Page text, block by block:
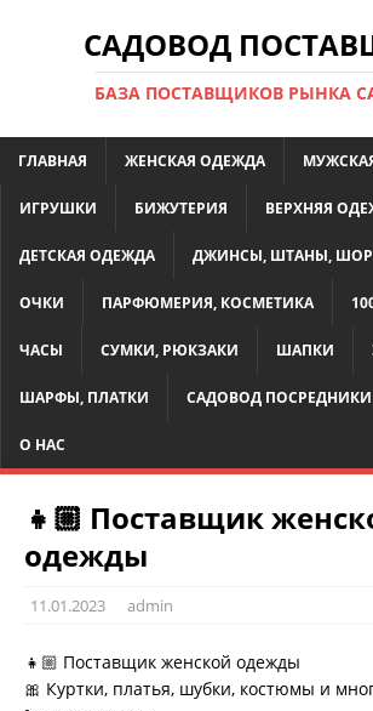
САДОВОД
БАЗА ПОСТАВЩИКОВ РЫНКА
ГЛАВНАЯ ЖЕНСКАЯ ОДЕЖДА
ИГРУШКИ БИЖУТЕРИЯ ВЕРХНЯЯ
ДЕТСКАЯ ОДЕЖДА ДЖИНСЫ, ШТАНЫ,
ОЧКИ ПАРФЮМЕРИЯ, КОСМЕТИКА
ЧАСЫ СУМКИ, РЮКЗАКИ ШАПКИ
ШАРФЫ, ПЛАТКИ САДОВОД ПОСРЕДНИКИ
О НАС
👧🏼 Поставщик
одежды
11.01.2023 admin
👧🏼 Поставщик женской одежды
🎀 Куртки, платья, шубки, костюмы и